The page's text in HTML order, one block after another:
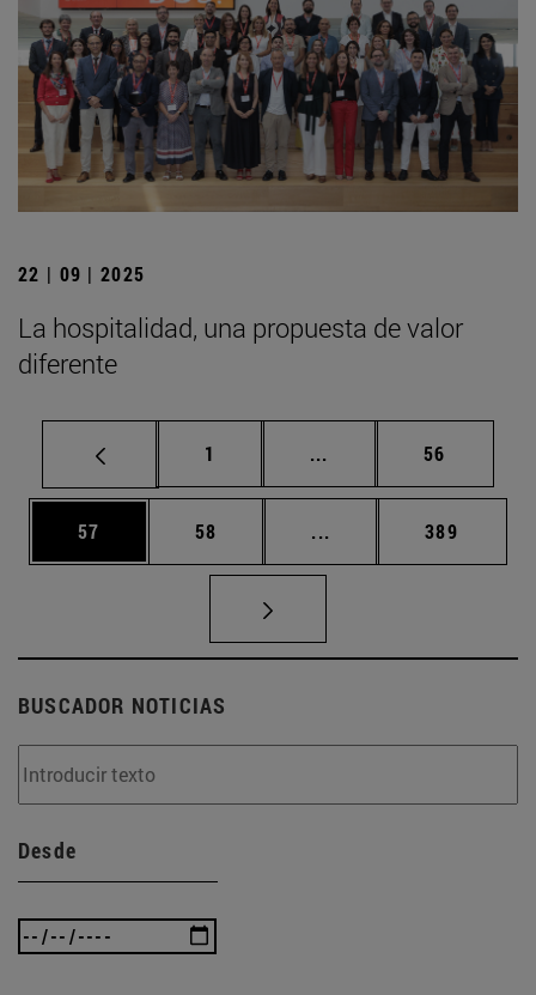
22 | 09 | 2025
La hospitalidad, una propuesta de valor
diferente
Página
1 ... Páginas intermedias
Página
56
Página
57 Página
58 ... Páginas intermedias
Página
389
BUSCADOR NOTICIAS
Desde